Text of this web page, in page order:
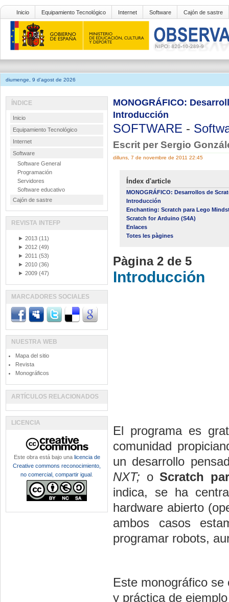
Inicio Equipamiento Tecnológico Internet Software Cajón de sastre
diumenge, 9 d'agost de 2026
MONOGRÁFICO:
Introducción
SOFTWARE -
Escrit per Sergio
dilluns, 7 de novembre de 2011 22:45
Índex d'article
MONOGRÁFICO: Desarrollos de
Introducción
Enchanting: Scratch para Lego
Scratch for Arduino (S4A)
Enlaces
Totes les pàgines
Pàgina 2 de 5
Introducción
El programa es
comunidad
un desarrollo
NXT; o Scratch
indica, se ha
hardware abierto
ambos casos
programar robots,
Este monográfico
y práctica de
ÍNDICE
Inicio
Equipamiento Tecnológico
Internet
Software
Software General
Programación
Servidores
Software educativo
Cajón de sastre
REVISTA INTEFP
► 2013 (11)
► 2012 (49)
► 2011 (53)
► 2010 (36)
► 2009 (47)
MARCADORES SOCIALES
NUESTRA WEB
Mapa del sitio
Revista
Monográficos
ARTÍCULOS RELACIONADOS
LICENCIA
Este obra está bajo una licencia de
Creative commons reconocimiento,
no comercial, compartir igual